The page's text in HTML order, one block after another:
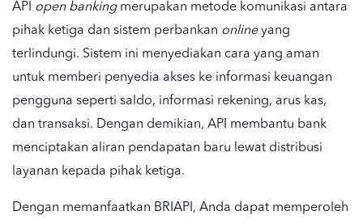
API open bankingmerupakan metode komunikasi antara
pihak ketiga dan sistem perbankan onlineyang
terlindungi. Sistem ini menyediakan cara yang aman
untuk memberi penyedia akses ke informasi keuangan
pengguna seperti saldo, informasi rekening, arus kas,
dan transaksi. Dengan demikian, API membantu bank
menciptakan aliran pendapatan baru lewat distribusi
layanan kepada pihak ketiga.
Dengan memanfaatkan BRIAPI, Anda dapat memperoleh